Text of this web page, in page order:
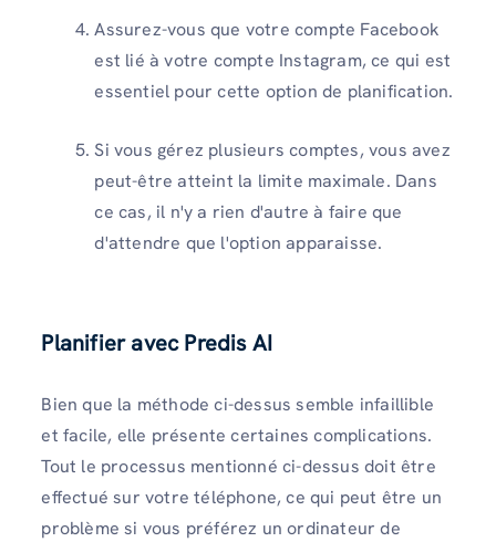
Assurez-vous que votre compte Facebook
est lié à votre compte Instagram, ce qui est
essentiel pour cette option de planification.
Si vous gérez plusieurs comptes, vous avez
peut-être atteint la limite maximale. Dans
ce cas, il n'y a rien d'autre à faire que
d'attendre que l'option apparaisse.
Planifier avec Predis AI
Bien que la méthode ci-dessus semble infaillible
et facile, elle présente certaines complications.
Tout le processus mentionné ci-dessus doit être
effectué sur votre téléphone, ce qui peut être un
problème si vous préférez un ordinateur de